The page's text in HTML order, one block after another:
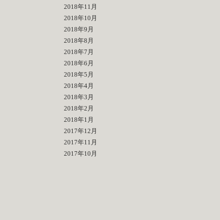
2018年11月
2018年10月
2018年9月
2018年8月
2018年7月
2018年6月
2018年5月
2018年4月
2018年3月
2018年2月
2018年1月
2017年12月
2017年11月
2017年10月